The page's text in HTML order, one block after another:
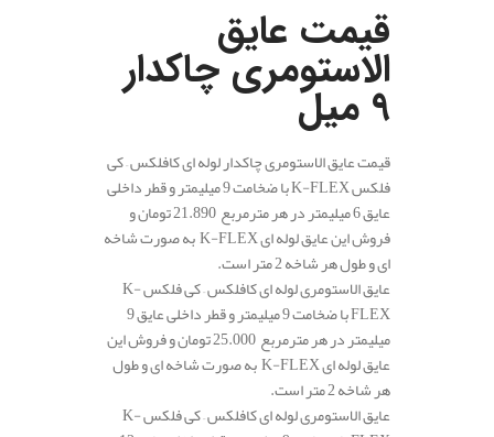
قیمت عایق
الاستومری چاکدار
9 میل
قیمت عایق الاستومری چاکدار لوله ای کافلکس – کی
فلکس K-FLEX با ضخامت 9 میلیمتر و قطر داخلی
عایق 6 میلیمتر در هر مترمربع 21.890 تومان و
فروش این عایق لوله ای K-FLEX به صورت شاخه
ای و طول هر شاخه 2 متر است.
عایق الاستومری لوله ای کافلکس – کی فلکس K-
FLEX با ضخامت 9 میلیمتر و قطر داخلی عایق 9
میلیمتر در هر مترمربع 25.000 تومان و فروش این
عایق لوله ای K-FLEX به صورت شاخه ای و طول
هر شاخه 2 متر است.
عایق الاستومری لوله ای کافلکس – کی فلکس K-